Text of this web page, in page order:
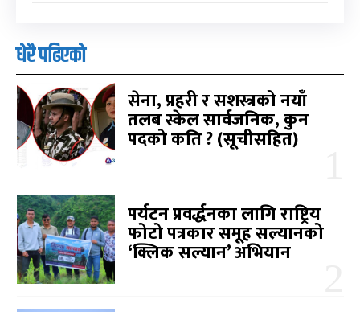
धेरै पढिएको
सेना, प्रहरी र सशस्त्रको नयाँ
तलब स्केल सार्वजनिक, कुन
पदको कति ? (सूचीसहित)
पर्यटन प्रवर्द्धनका लागि राष्ट्रिय
फोटो पत्रकार समूह सल्यानको
‘क्लिक सल्यान’ अभियान